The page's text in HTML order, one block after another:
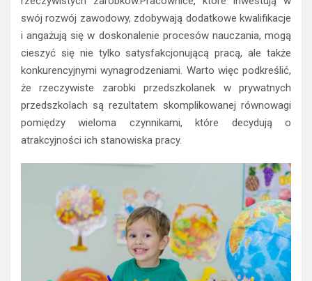
swój rozwój zawodowy, zdobywają dodatkowe kwalifikacje
i angażują się w doskonalenie procesów nauczania, mogą
cieszyć się nie tylko satysfakcjonującą pracą, ale także
konkurencyjnymi wynagrodzeniami. Warto więc podkreślić,
że rzeczywiste zarobki przedszkolanek w prywatnych
przedszkolach są rezultatem skomplikowanej równowagi
pomiędzy wieloma czynnikami, które decydują o
atrakcyjności ich stanowiska pracy.